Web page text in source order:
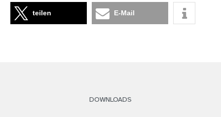
teilen E-Mail
DOWNLOADS